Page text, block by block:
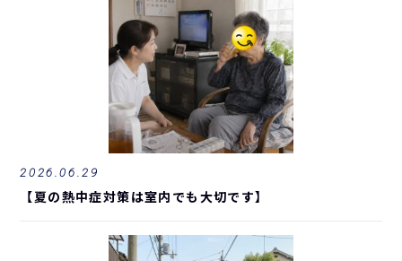
2026.06.29
【夏の熱中症対策は室内でも大切です】